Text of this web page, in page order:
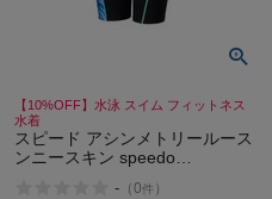
【10%OFF】水泳 スイム フィットネス
水着
スピード アシンメトリールース
ンニースキン speedo
- （0件 ）